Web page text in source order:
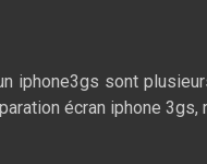
iphone3gs sont
écran iphone